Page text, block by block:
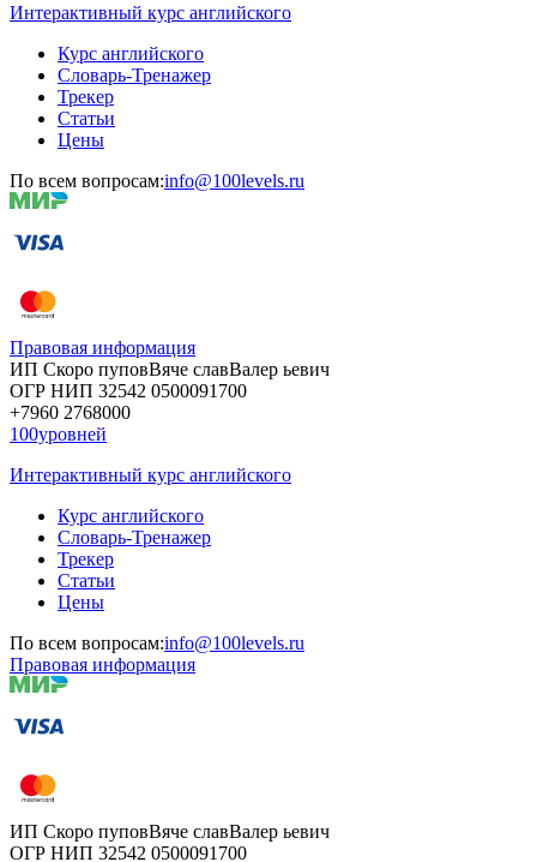
Интерактивный курс английского
Курс английского
Словарь-Тренажер
Трекер
Статьи
Цены
По всем вопросам:info@100levels.ru
Правовая информация
ИП Скоро пуповВяче славВалер ьевич
ОГР НИП 32542 0500091700
+7960 2768000
100уровней
Интерактивный курс английского
Курс английского
Словарь-Тренажер
Трекер
Статьи
Цены
По всем вопросам:info@100levels.ru
Правовая информация
ИП Скоро пуповВяче славВалер ьевич
ОГР НИП 32542 0500091700